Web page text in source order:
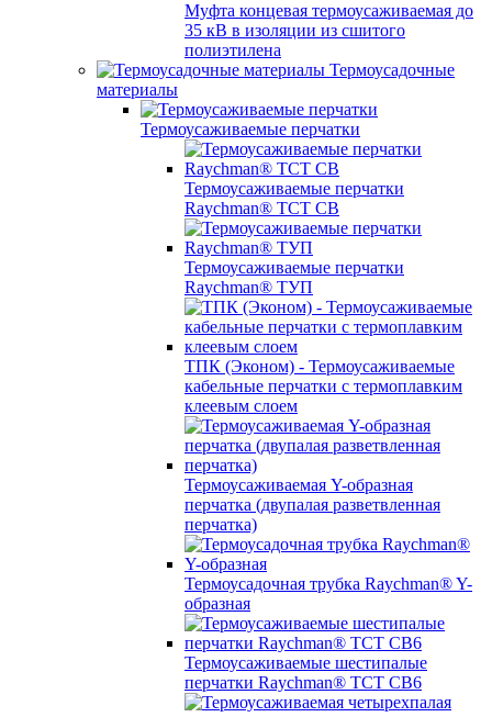
Муфта концевая термоусаживаемая до
35 кВ в изоляции из сшитого
полиэтилена
Термоусадочные
материалы
Термоусаживаемые перчатки
Термоусаживаемые перчатки
Raychman® TCT CB
Термоусаживаемые перчатки
Raychman® ТУП
ТПК (Эконом) - Термоусаживаемые
кабельные перчатки с термоплавким
клеевым слоем
Термоусаживаемая Y-образная
перчатка (двупалая разветвленная
перчатка)
Термоусадочная трубка Raychman® Y-
образная
Термоусаживаемые шестипалые
перчатки Raychman® ТСТ СВ6